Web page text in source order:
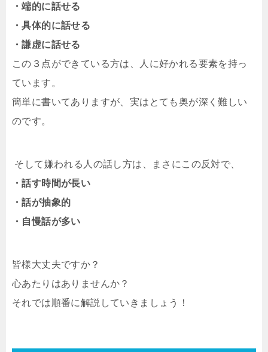
・端的に話せる
・具体的に話せる
・謙虚に話せる
この３点ができている方は、人に好かれる要素を持っ
ています。
簡単に書いてありますが、実はとても奥が深く難しい
のです。
そして嫌われる人の話し方は、まさにこの反対で、
・話す時間が長い
・話が抽象的
・自慢話が多い
皆様大丈夫ですか？
心あたりはありませんか？
それでは順番に解説していきましょう！